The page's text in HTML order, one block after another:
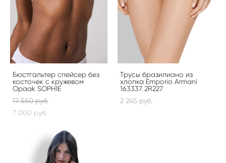
Бюстгальтер спейсер без
косточек с кружевом
Opaak SOPHIE
17 550 pуб.
7 000 pуб.
Трусы бразилиано из
хлопка Emporio Armani
163337 2R227
2 245 pуб.